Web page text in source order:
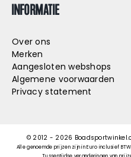
INFORMATIE
Over ons
Merken
Aangesloten webshops
Algemene voorwaarden
Privacy statement
© 2012 - 2026
Alle genoemde prijzen zijn in Euro inclusief